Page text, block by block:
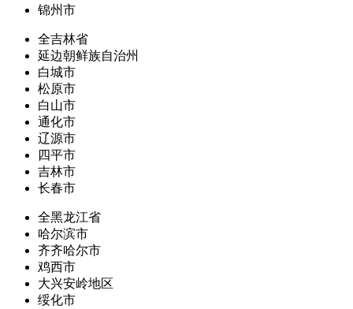
锦州市
全吉林省
延边朝鲜族自治州
白城市
松原市
白山市
通化市
辽源市
四平市
吉林市
长春市
全黑龙江省
哈尔滨市
齐齐哈尔市
鸡西市
大兴安岭地区
绥化市